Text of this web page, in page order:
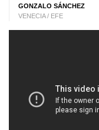
GONZALO SÁNCHEZ
VENECIA / EFE